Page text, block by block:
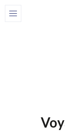
Home